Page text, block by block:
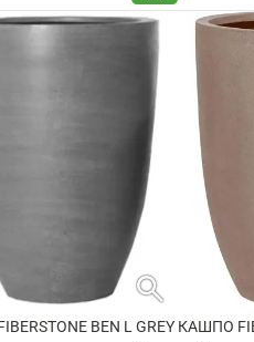
search
BEN L GREY